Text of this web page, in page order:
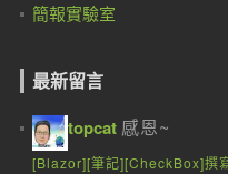
簡報實驗室
最新留言
topcat 感恩~
[Blazor][筆記][CheckBox]撰